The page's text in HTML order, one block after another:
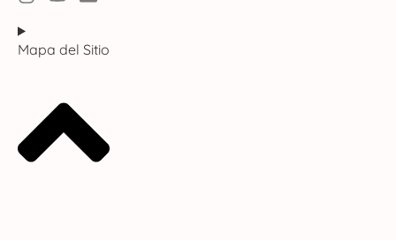
Mapa del Sitio